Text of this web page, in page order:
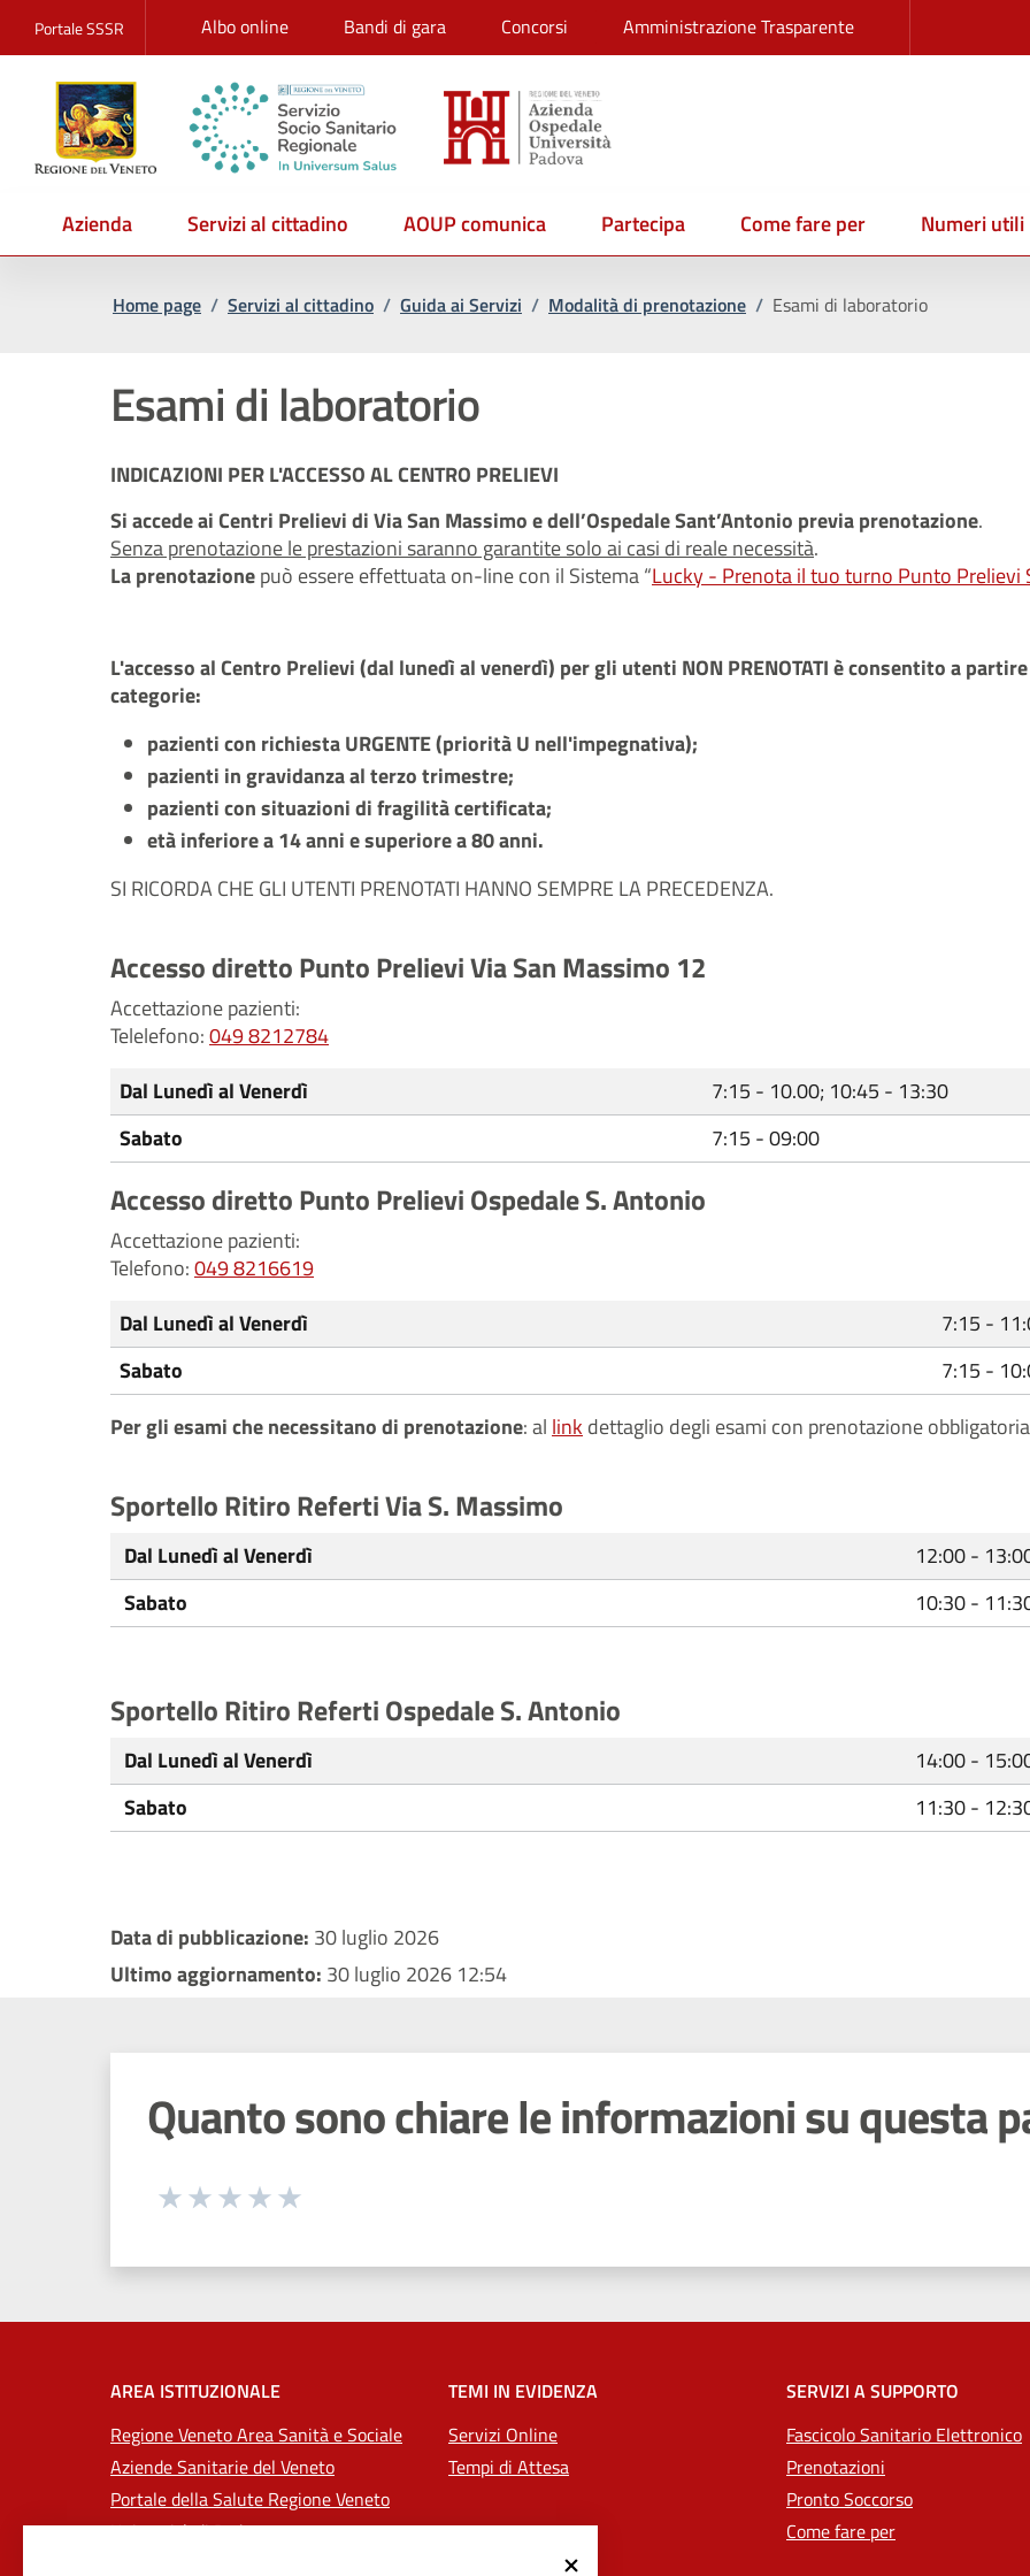
Portale SSSR Albo online Bandi di gara Concorsi Amministrazione Trasparente
Azienda Servizi al cittadino AOUP comunica Partecipa Come fare per Numeri utili
Home page / Servizi al cittadino / Guida ai Servizi / Modalità di prenotazione / Esami di laboratorio
Esami di laboratorio
INDICAZIONI PER L'ACCESSO AL CENTRO PRELIEVI
Si accede ai Centri Prelievi di Via San Massimo e dell’Ospedale Sant’Antonio previa prenotazione.
Senza prenotazione le prestazioni saranno garantite solo ai casi di reale necessità.
La prenotazionepuò essere effettuata on-line con il Sistema “Lucky - Prenota il tuo turno Punto Prelievi
L'accesso al Centro Prelievi (dal lunedì al venerdì) per gli utenti NON PRENOTATI è consentito a
categorie:
pazienti con richiesta URGENTE (priorità U nell'impegnativa);
pazienti in gravidanza al terzo trimestre;
pazienti con situazioni di fragilità certificata;
età inferiore a 14 anni e superiore a 80 anni.
SI RICORDA CHE GLI UTENTI PRENOTATI HANNO SEMPRE LA PRECEDENZA.
Accesso diretto Punto Prelievi Via San Massimo 12
Accettazione pazienti:
Telelefono:049 8212784
Dal Lunedì al Venerdì
7:15 - 10.00; 10:45 - 13:30
Sabato
7:15 - 09:00
Accesso diretto Punto Prelievi Ospedale S. Antonio
Accettazione pazienti:
Telefono:049 8216619
Dal Lunedì al Venerdì
7:15 -
Sabato
7:15 -
Per gli esami che necessitano di prenotazione: al link dettaglio degli esami con prenotazione
Sportello Ritiro Referti Via S. Massimo
Dal Lunedì al Venerdì
12:00 -
Sabato
10:30 -
Sportello Ritiro Referti Ospedale S. Antonio
Dal Lunedì al Venerdì
14:00 -
Sabato
11:30 -
Data di pubblicazione: 30 luglio 2026
Ultimo aggiornamento: 30 luglio 2026 12:54
Quanto sono chiare le informazioni su questa
Seleziona una valutazione da 1 a 5 stelle
AREA ISTITUZIONALE
Regione Veneto Area Sanità e Sociale
Aziende Sanitarie del Veneto
Portale della Salute Regione Veneto
Università di Padova
TEMI IN EVIDENZA
Servizi Online
Tempi di Attesa
SERVIZI A SUPPORTO
Fascicolo Sanitario Elettronico
Prenotazioni
Pronto Soccorso
Come fare per